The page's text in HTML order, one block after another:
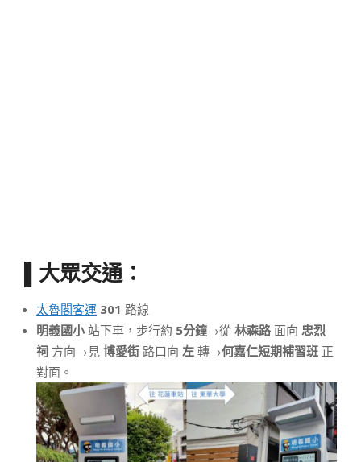
▌大眾交通：
太魯閣客運 301 路線
明義國小 站下車，步行約 5分鐘→從 林森路面向 忠烈
祠 方向→見 博愛街 路口向 左 轉→何嘉仁短期補習班 正
對面。